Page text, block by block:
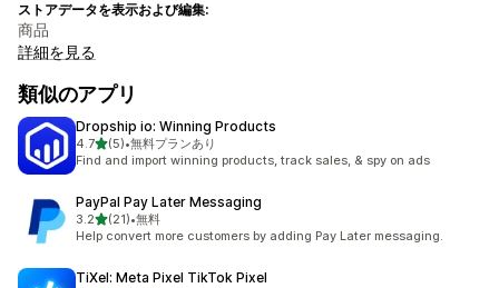
ストアデータを表示および編集:
商品
詳細を見る
類似のアプリ
Dropship io: Winning Products
4.75つ星中
(5)
合計レビュー数：5件
•無料プランあり
Find and import winning products, track sales, & spy on ads
PayPal Pay Later Messaging
3.25つ星中
(21)
合計レビュー数：21件
•無料
Help convert more customers by adding Pay Later messaging.
TiXel: Meta Pixel TikTok Pixel